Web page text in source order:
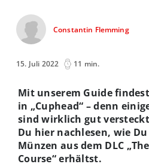
Constantin Flemming
15. Juli 2022 11 min.
Mit unserem Guide
in „Cuphead“ – denn
sind wirklich gut
Du hier nachlesen, wie Du
Münzen aus dem DLC
Course“ erhältst.